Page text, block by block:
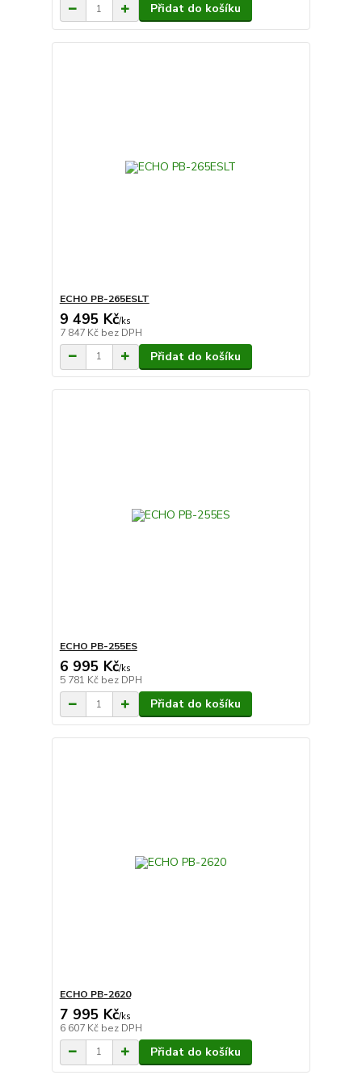
Přidat do košíku
ECHO PB-265ESLT
9 495 Kč/ks
7 847 Kč bez DPH
Přidat do košíku
ECHO PB-255ES
6 995 Kč/ks
5 781 Kč bez DPH
Přidat do košíku
ECHO PB-2620
7 995 Kč/ks
6 607 Kč bez DPH
Přidat do košíku